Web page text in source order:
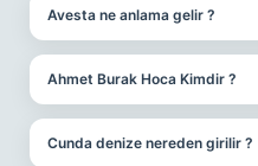
Avesta ne anlama gelir ?
Ahmet Burak Hoca Kimdir ?
Cunda denize nereden girilir ?